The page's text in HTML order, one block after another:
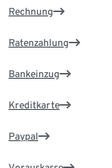
Rechnung
Ratenzahlung
Bankeinzug
Kreditkarte
Paypal